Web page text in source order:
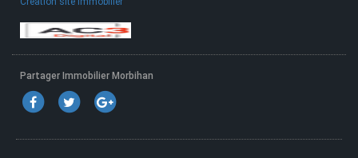
Partager Immobilier Morbihan